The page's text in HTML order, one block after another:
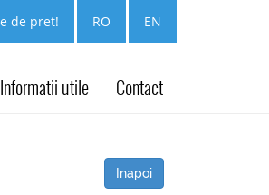
de pret! RO EN
Informatii utile Contact
Inapoi